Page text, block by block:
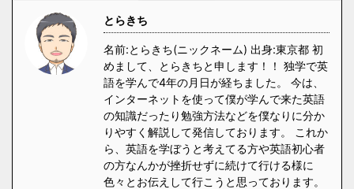
とらきち
名前:とらきち(ニックネーム) 出身:東京都 初
めまして、とらきちと申します！！ 独学で英
語を学んで4年の月日が経ちました。 今は、
インターネットを使って僕が学んで来た英語
の知識だったり勉強方法などを僕なりに分か
りやすく解説して発信しております。 これか
ら、英語を学ぼうと考えてる方や英語初心者
の方なんかが挫折せずに続けて行ける様に
色々とお伝えして行こうと思っております。